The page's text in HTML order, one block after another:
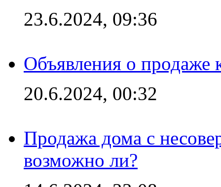
23.6.2024, 09:36
Объявления о продаже
20.6.2024, 00:32
Продажа дома с
возможно ли?